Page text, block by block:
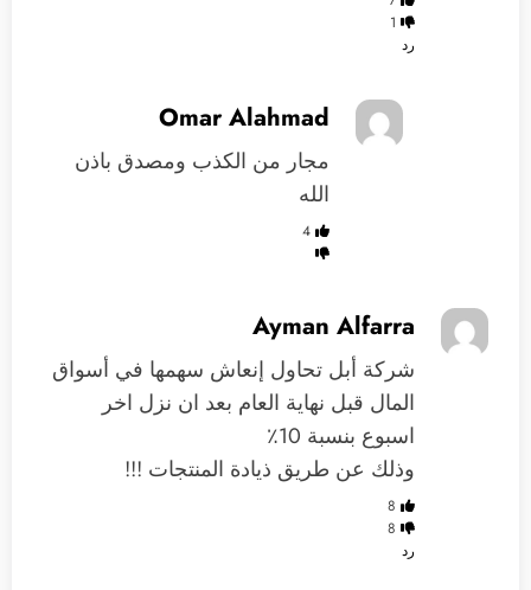
1
رد
Omar Alahmad
مجار من الكذب ومصدق باذن
الله
4
Ayman Alfarra
شركة أبل تحاول إنعاش سهمها في أسواق
المال قبل نهاية العام بعد ان نزل اخر
اسبوع بنسبة 10٪؜
وذلك عن طريق ذيادة المنتجات !!!
8
8
رد